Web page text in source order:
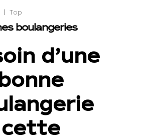
Top
boulangeries
d’une
cette